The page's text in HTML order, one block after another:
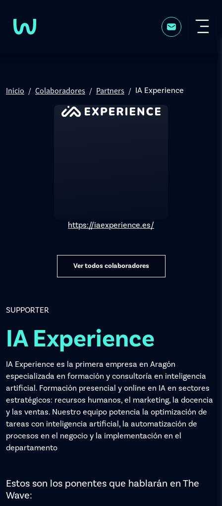
Inicio Colaboradores Partners IA Experience
https://iaexperience.es/
Ver todos colaboradores
SUPPORTER
IA Experience
IA Experience es la primera empresa en Aragón
especializada en formación y consultoría en inteligencia
artificial. Formación presencial y online en IA en sectores
estratégicos: recursos humanos, el marketing, la docencia
y las ventas. Nuestro equipo potencia la optimización de
tareas con inteligencia artificial, la automatización de
procesos en el negocio y la implementación en el
departamento
Estos son los ponentes que hablarán en The
Wave: